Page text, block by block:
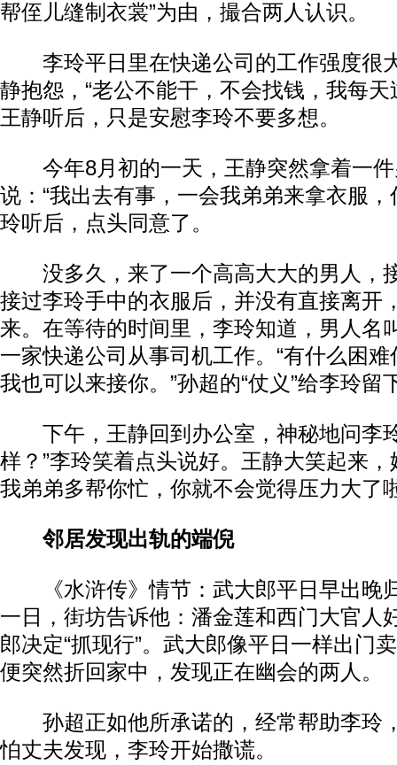
帮侄儿缝制衣裳”为由，撮合两人认识。
李玲平日里在快递公司的工作强度很
静抱怨，“老公不能干，不会找钱，我每天
王静听后，只是安慰李玲不要多想。
今年8月初的一天，王静突然拿着一件
说：“我出去有事，一会我弟弟来拿衣服，
玲听后，点头同意了。
没多久，来了一个高高大大的男人，
接过李玲手中的衣服后，并没有直接离开
来。在等待的时间里，李玲知道，男人名
一家快递公司从事司机工作。“有什么困
我也可以来接你。”孙超的“仗义”给李玲留
下午，王静回到办公室，神秘地问李
样？”李玲笑着点头说好。王静大笑起来，
我弟弟多帮你忙，你就不会觉得压力大了
邻居发现出轨的端倪
《水浒传》情节：武大郎平日早出晚
一日，街坊告诉他：潘金莲和西门大官人
郎决定“抓现行”。武大郎像平日一样出门
便突然折回家中，发现正在幽会的两人。
孙超正如他所承诺的，经常帮助李玲
怕丈夫发现，李玲开始撒谎。